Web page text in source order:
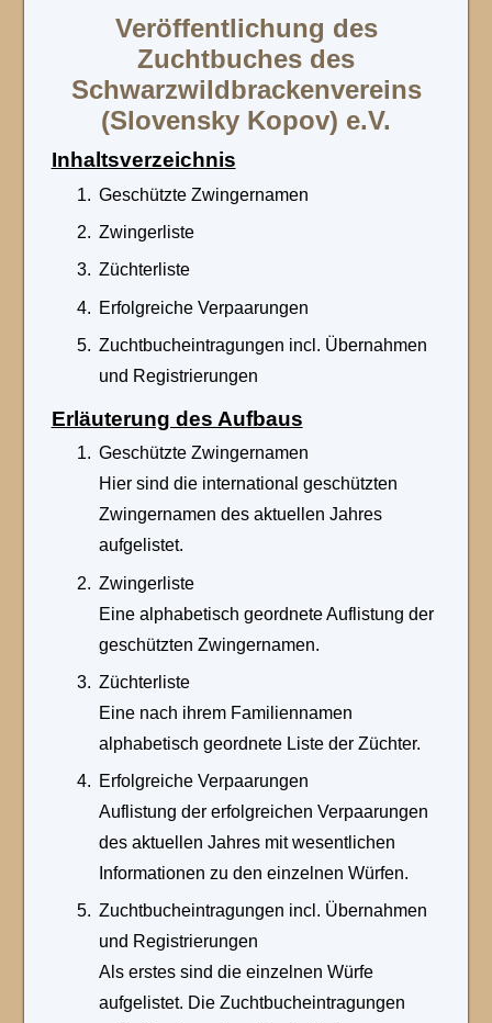
Veröffentlichung des
Zuchtbuches des
Schwarzwildbrackenvereins
(Slovensky Kopov) e.V.
Inhaltsverzeichnis
Geschützte Zwingernamen
Zwingerliste
Züchterliste
Erfolgreiche Verpaarungen
Zuchtbucheintragungen incl. Übernahmen
und Registrierungen
Erläuterung des Aufbaus
Geschützte Zwingernamen
Hier sind die international geschützten
Zwingernamen des aktuellen Jahres
aufgelistet.
Zwingerliste
Eine alphabetisch geordnete Auflistung der
geschützten Zwingernamen.
Züchterliste
Eine nach ihrem Familiennamen
alphabetisch geordnete Liste der Züchter.
Erfolgreiche Verpaarungen
Auflistung der erfolgreichen Verpaarungen
des aktuellen Jahres mit wesentlichen
Informationen zu den einzelnen Würfen.
Zuchtbucheintragungen incl. Übernahmen
und Registrierungen
Als erstes sind die einzelnen Würfe
aufgelistet. Die Zuchtbucheintragungen